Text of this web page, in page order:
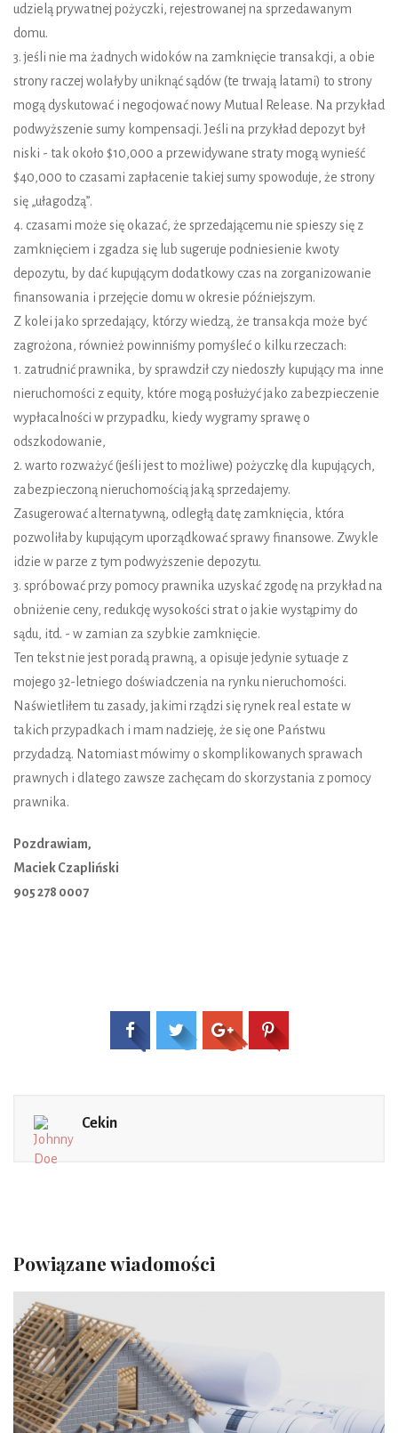
udzielą prywatnej pożyczki, rejestrowanej na sprzedawanym
domu.
3. jeśli nie ma żadnych widoków na zamknięcie transakcji, a obie
strony raczej wolałyby uniknąć sądów (te trwają latami) to strony
mogą dyskutować i negocjować nowy Mutual Release. Na przykład
podwyższenie sumy kompensacji. Jeśli na przykład depozyt był
niski - tak około $10,000 a przewidywane straty mogą wynieść
$40,000 to czasami zapłacenie takiej sumy spowoduje, że strony
się „ułagodzą”.
4. czasami może się okazać, że sprzedającemu nie spieszy się z
zamknięciem i zgadza się lub sugeruje podniesienie kwoty
depozytu, by dać kupującym dodatkowy czas na zorganizowanie
finansowania i przejęcie domu w okresie późniejszym.
Z kolei jako sprzedający, którzy wiedzą, że transakcja może być
zagrożona, również powinniśmy pomyśleć o kilku rzeczach:
1. zatrudnić prawnika, by sprawdził czy niedoszły kupujący ma inne
nieruchomości z equity, które mogą posłużyć jako zabezpieczenie
wypłacalności w przypadku, kiedy wygramy sprawę o
odszkodowanie,
2. warto rozważyć (jeśli jest to możliwe) pożyczkę dla kupujących,
zabezpieczoną nieruchomością jaką sprzedajemy.
Zasugerować alternatywną, odległą datę zamknięcia, która
pozwoliłaby kupującym uporządkować sprawy finansowe. Zwykle
idzie w parze z tym podwyższenie depozytu.
3. spróbować przy pomocy prawnika uzyskać zgodę na przykład na
obniżenie ceny, redukcję wysokości strat o jakie wystąpimy do
sądu, itd. - w zamian za szybkie zamknięcie.
Ten tekst nie jest poradą prawną, a opisuje jedynie sytuacje z
mojego 32-letniego doświadczenia na rynku nieruchomości.
Naświetliłem tu zasady, jakimi rządzi się rynek real estate w
takich przypadkach i mam nadzieję, że się one Państwu
przydadzą. Natomiast mówimy o skomplikowanych sprawach
prawnych i dlatego zawsze zachęcam do skorzystania z pomocy
prawnika.
Pozdrawiam,
Maciek Czapliński
905 278 0007
Cekin
Powiązane wiadomości